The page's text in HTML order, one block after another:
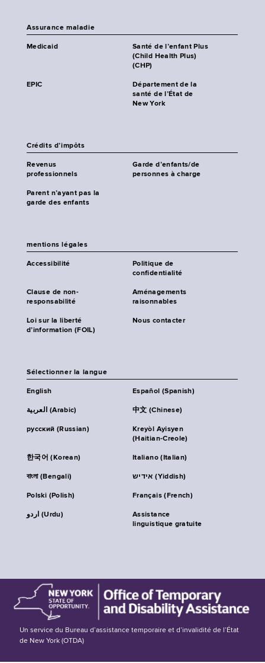
Assurance maladie
Medicaid
Santé de l’enfant Plus
(Child Health Plus)
(CHP)
EPIC
Département de la
santé de l’État de
New York
Crédits d’impôts
Revenus
professionnels
Garde d’enfants/de
personnes à charge
Parent n’ayant pas la
garde des enfants
mentions légales
Accessibilité
Politique de
confidentialité
Clause de non-
responsabilité
Aménagements
raisonnables
Loi sur la liberté
d’information (FOIL)
Nous contacter
Sélectionner la langue
English Español (Spanish)
العربية (Arabic) 中文 (Chinese)
русский (Russian)
Kreyòl Ayisyen
(Haitian-Creole)
한국어 (Korean) Italiano (Italian)
বাংলা (Bengali) אידיש (Yiddish)
Polski (Polish) Français (French)
اردو (Urdu)
Assistance
linguistique gratuite
Un service du Bureau d’assistance temporaire et d’invalidité de l’État
de New York (OTDA)